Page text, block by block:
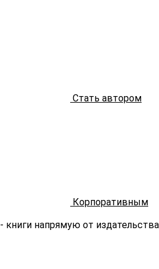
Стать автором
Корпоративным
- книги напрямую от издательства